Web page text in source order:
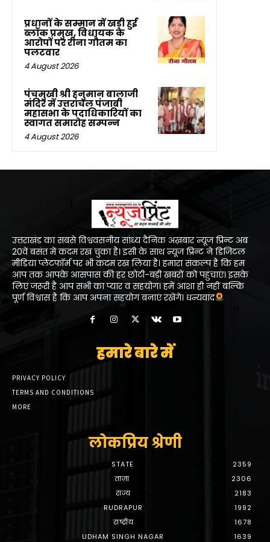
प्रधानों के सम्मान में खड़ी हुई
ब्लॉक प्रमुख, विधायक के
आरोपों पर रीना गौतम का
पलटवार
4 August 2026
पंचमुखी श्री हनुमान बालाजी
मंदिर में उत्तरांचल पंजाबी
महासभा के पदाधिकारियों का
स्वागत समारोह सम्पन्न
4 August 2026
उत्तराखंड का सबसे विश्ववसनीय सांध्य दैनिक अख़बार न्यूज प्रिन्ट अब
20वें बसंत में कदम रख चुका है। इसी के साथ न्यूज प्रिन्ट ने डिजिटल
मीडिया प्लेटफॉर्म पर भी कदम रख लिया है। हमारा संकल्प है कि हम
आप तक आपके आसपास की हर छोटी-बड़ी खबरों को पहुंचाएं। इसके
लिए जरूरी है आप सभी का प्यार व सहयोग। हमें आशा ही नहीं बल्कि
पूर्ण विश्वास है कि आप अपना सहयोग बनाएं रखेंगे। धन्यवाद
हमारे बारे में
PRIVACY POLICY
TERMS AND CONDITIONS
MORE
लोकप्रिय श्रेणी
STATE
2359
ताज़ा
2306
राज्य
2183
RUDRAPUR
1992
राष्ट्रीय
1678
UDHAM SINGH NAGAR
1639